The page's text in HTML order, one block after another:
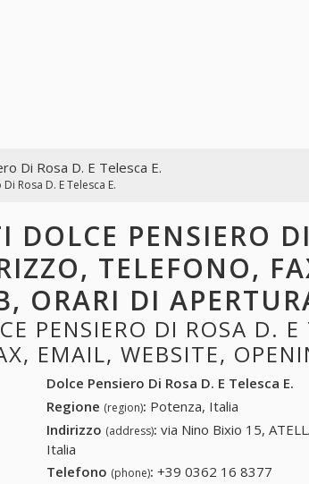
Di Rosa D. E Telesca E.
Rosa D. E Telesca E.
DOLCE PENSIERO
TELEFONO,
ORARI DI
PENSIERO DI ROSA D. E
EMAIL, WEBSITE,
Dolce Pensiero Di Rosa D. E Telesca E.
Regione (region): Potenza, Italia
Indirizzo (address): via Nino Bixio 15,
Italia
Telefono (phone): +39 0362 16 8377